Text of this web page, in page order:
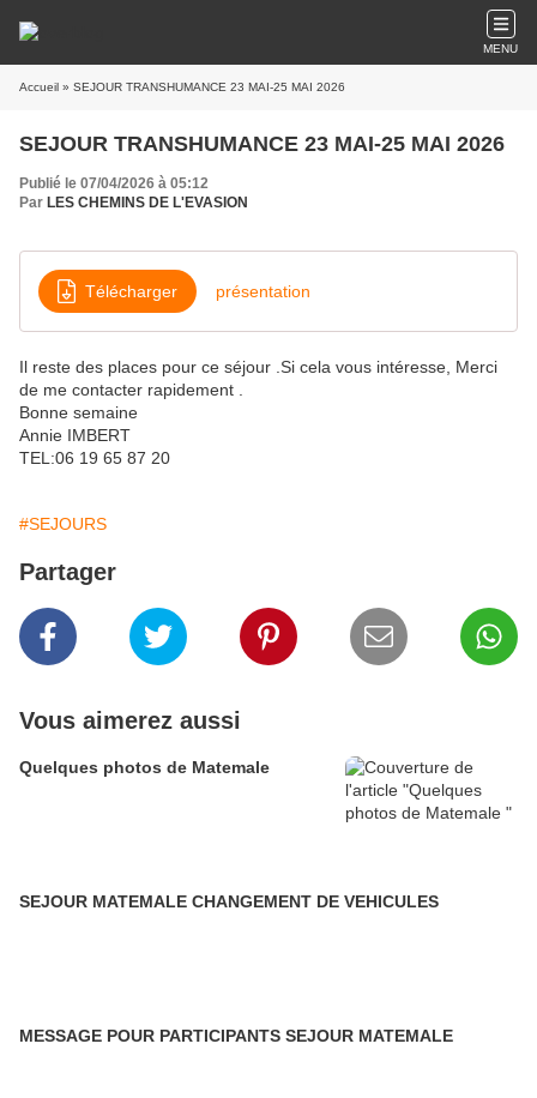
MENU
Accueil » SEJOUR TRANSHUMANCE 23 MAI-25 MAI 2026
SEJOUR TRANSHUMANCE 23 MAI-25 MAI 2026
Publié le 07/04/2026 à 05:12
Par LES CHEMINS DE L'EVASION
Télécharger présentation
Il reste des places pour ce séjour .Si cela vous intéresse, Merci
de me contacter rapidement .
Bonne semaine
Annie IMBERT
TEL:06 19 65 87 20
#SEJOURS
Partager
Vous aimerez aussi
Quelques photos de Matemale
SEJOUR MATEMALE CHANGEMENT DE VEHICULES
MESSAGE POUR PARTICIPANTS SEJOUR MATEMALE